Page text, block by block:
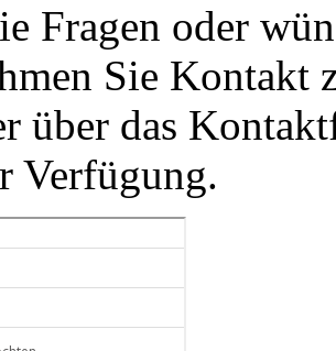
Fragen oder
Sie Kontakt
über das
Verfügung.